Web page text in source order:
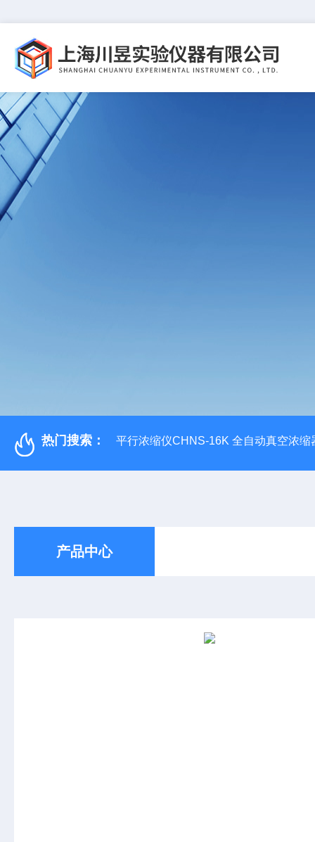
热门搜索： 平行浓缩仪CHNS-16K 全自动真空浓缩
产品中心